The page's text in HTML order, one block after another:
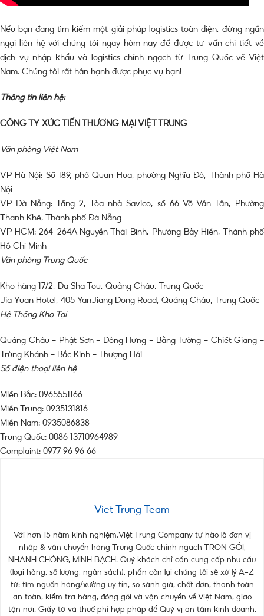
Nếu bạn đang tìm kiếm một giải pháp logistics toàn diện, đừng ngần
ngại liên hệ với chúng tôi ngay hôm nay để được tư vấn chi tiết về
dịch vụ nhập khẩu và logistics chính ngạch từ Trung Quốc về Việt
Nam. Chúng tôi rất hân hạnh được phục vụ bạn!
Thông tin liên hệ:
CÔNG TY XÚC TIẾN THƯƠNG MẠI VIỆT TRUNG
Văn phòng Việt Nam
VP Hà Nội: Số 189, phố Quan Hoa, phường Nghĩa Đô, Thành phố Hà
Nội
VP Đà Nẵng: Tầng 2, Tòa nhà Savico, số 66 Võ Văn Tần, Phường
Thanh Khê, Thành phố Đà Nẵng
VP HCM: 264-264A Nguyễn Thái Bình, Phường Bảy Hiền, Thành phố
Hồ Chí Minh
Văn phòng Trung Quốc
Kho hàng 17/2, Da Sha Tou, Quảng Châu, Trung Quốc
Jia Yuan Hotel, 405 YanJiang Dong Road, Quảng Châu, Trung Quốc
Hệ Thống Kho Tại
Quảng Châu – Phật Sơn – Đông Hưng – Bằng Tường – Chiết Giang –
Trùng Khánh – Bắc Kinh – Thượng Hải
Số điện thoại liên hệ
Miền Bắc: 0965551166
Miền Trung: 0935131816
Miền Nam: 0935086838
Trung Quốc: 0086 13710964989
Complaint: 0977 96 96 66
Viet Trung Team
Với hơn 15 năm kinh nghiệm.Việt Trung Company tự hào là đơn vị
nhập & vận chuyển hàng Trung Quốc chính ngạch TRỌN GÓI,
NHANH CHÓNG, MINH BẠCH. Quý khách chỉ cần cung cấp nhu cầu
(loại hàng, số lượng, ngân sách), phần còn lại chúng tôi sẽ xử lý A–Z
từ: tìm nguồn hàng/xưởng uy tín, so sánh giá, chốt đơn, thanh toán
an toàn, kiểm tra hàng, đóng gói và vận chuyển về Việt Nam, giao
tận nơi. Giấy tờ và thuế phí hợp pháp để Quý vị an tâm kinh doanh.